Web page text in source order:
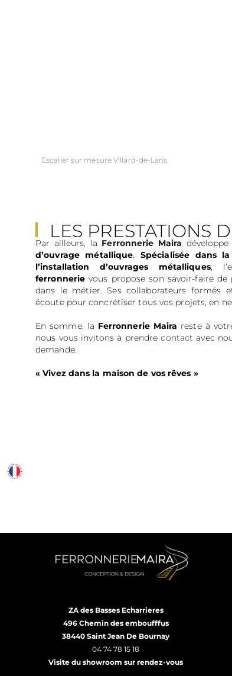
Escalier sur mesure Villard-de-Lans
LES PRESTATIONS
FERRONNERIE
Par ailleurs, la Ferronnerie Maira
d’ouvrage métallique. Spécialisée dans
l’installation d’ouvrages métalliques,
ferronnerie vous propose son savoir-faire de
dans le métier. Ses collaborateurs formés
écoute pour concrétiser tous vos projets, en
En somme, la Ferronnerie Maira reste à
nous vous invitons à prendrecontact avec
demande.
« Vivez dans la maison de vos rêves »
ZA des Basses Echarrieres
496 Chemin des emboufffus
38440 Saint Jean De Bournay
04 74 78 15 18
Visite du showroom sur rendez-vous